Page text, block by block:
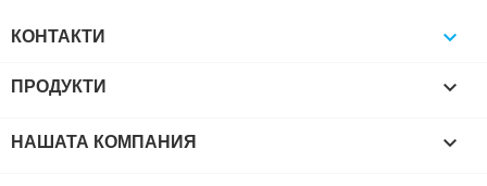
КОНТАКТИ 
ПРОДУКТИ 
НАШАТА КОМПАНИЯ 